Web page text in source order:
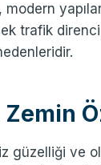
modern
trafik
Zemin
ve